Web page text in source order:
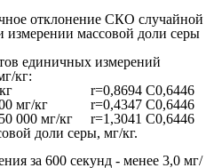
отклонение СКО случайной
массовой доли серы
единичных измерений
кг:
мг/кг r=0,8694 С0,6446
000 мг/кг r=0,4347 С0,6446
50 000 мг/кг r=1,3041 С0,6446
доли серы, мг/кг.
за 600 секунд - менее 3,0 мг/